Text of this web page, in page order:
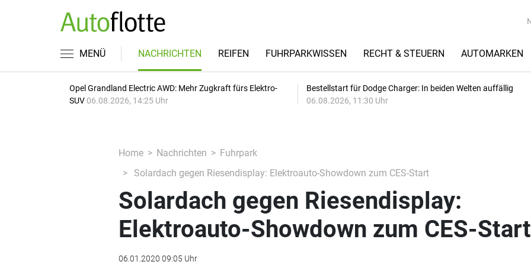
MENÜ NACHRICHTEN REIFEN FUHRPARKWISSEN RECHT & STEUERN AUTOMARKEN
Opel Grandland Electric AWD: Mehr Zugkraft fürs Elektro-
SUV 06.08.2026, 14:25 Uhr
Bestellstart für Dodge Charger: In beiden Welten auffällig
06.08.2026, 11:30 Uhr
Home Nachrichten
Fuhrpark
Solardach gegen Riesendisplay: Elektroauto-Showdown zum CES-Start
Solardach gegen Riesendisplay:
Elektroauto-Showdown zum CES-Start
06.01.2020 09:05 Uhr